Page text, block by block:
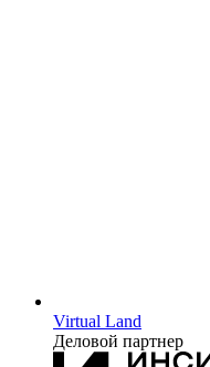
Virtual Land
Деловой партнер